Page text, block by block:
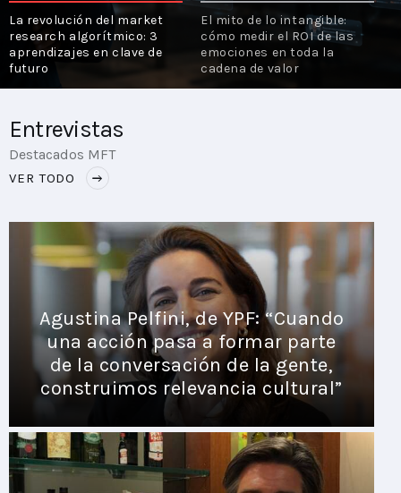
PLAYBOOKS
NOVEDADES DE LOS MIEMBROS
El mito de lo intangible:
cómo medir el ROI de las
emociones en toda la
cadena de valor
El algoritmo de la emoción:
la estrategia de Mercado
Ads y Motorola para
conquistar el segmento de
alta gama
Entrevistas
Destacados MFT
VER TODO
Agustina Pelfini, de YPF: “Cuando
una acción pasa a formar parte
de la conversación de la gente,
construimos relevancia cultural”